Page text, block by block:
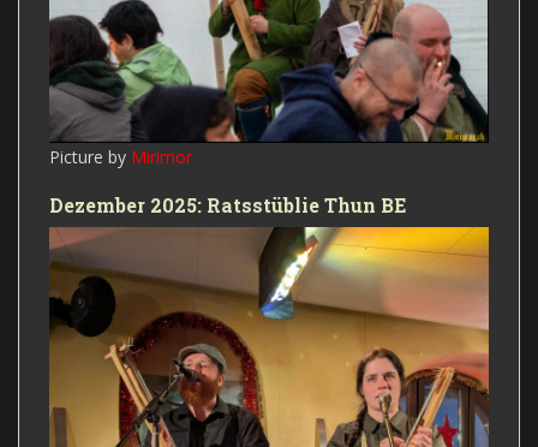
Picture by Mirimor
Dezember 2025: Ratsstüblie Thun BE